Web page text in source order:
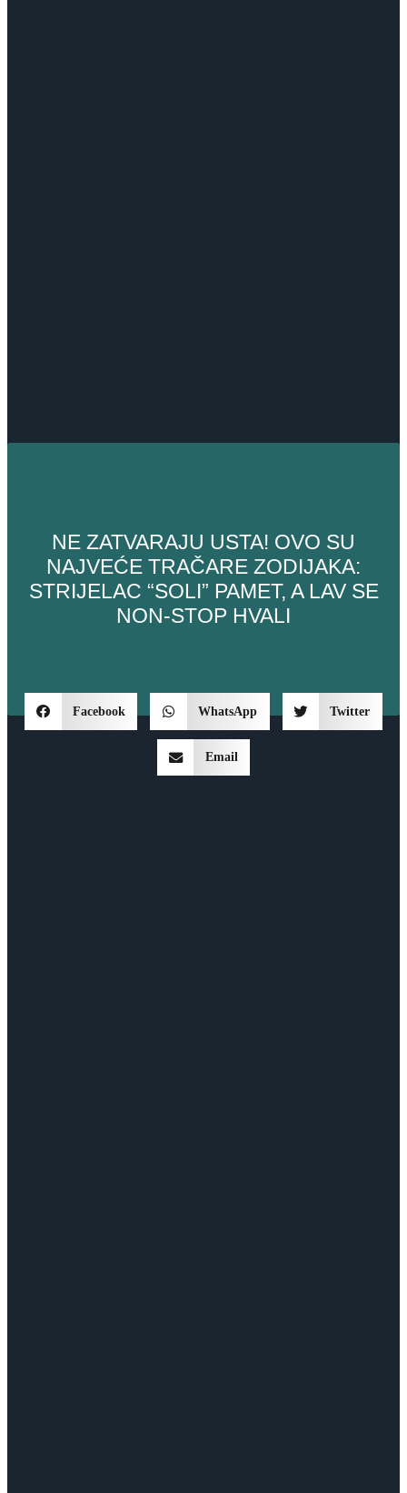
NE ZATVARAJU USTA! OVO SU
NAJVEĆE TRAČARE ZODIJAKA:
STRIJELAC “SOLI” PAMET, A LAV SE
NON-STOP HVALI
Facebook WhatsApp Twitter
Email